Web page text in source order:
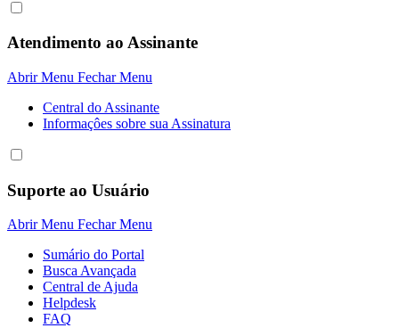
Atendimento ao Assinante
Abrir Menu Fechar Menu
Central do Assinante
Informaçôes sobre sua Assinatura
Suporte ao Usuário
Abrir Menu Fechar Menu
Sumário do Portal
Busca Avançada
Central de Ajuda
Helpdesk
FAQ